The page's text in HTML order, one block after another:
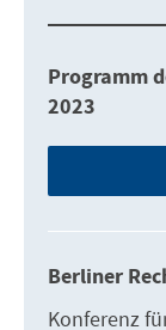
Programm
2023
Berliner
Konferenz